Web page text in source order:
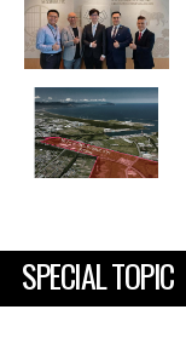
SPECIAL TOPIC